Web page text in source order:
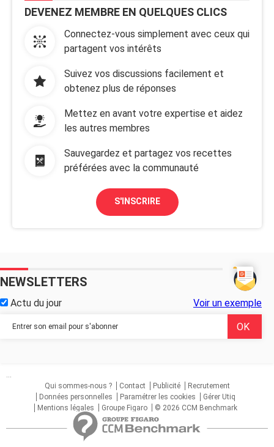
DEVENEZ MEMBRE EN QUELQUES CLICS
Connectez-vous simplement avec ceux qui
partagent vos intérêts
Suivez vos discussions facilement et
obtenez plus de réponses
Mettez en avant votre expertise et aidez
les autres membres
Sauvegardez et partagez vos recettes
préférées avec la communauté
S'INSCRIRE
NEWSLETTERS
Actu du jour Voir un exemple
...
Qui sommes-nous ?
Contact Publicité
Recrutement
Données personnelles
Paramétrer les cookies
Gérer Utiq
Mentions légales
Groupe Figaro © 2026 CCM Benchmark